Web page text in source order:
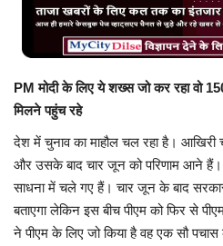
PM मोदी के लिए ये शख्स जो कर रहा वो
मिलने पहुंच रहे
देश में चुनाव का माहौल चल रहा है।
और उसके बाद चार जून को परिणाम आने हैं।
साधना में चले गए हैं। चार जून के बाद
बताएगा लेकिन इस बीच पीएम को फिर से
ने पीएम के लिए जो किया है वह एक सौ पचास